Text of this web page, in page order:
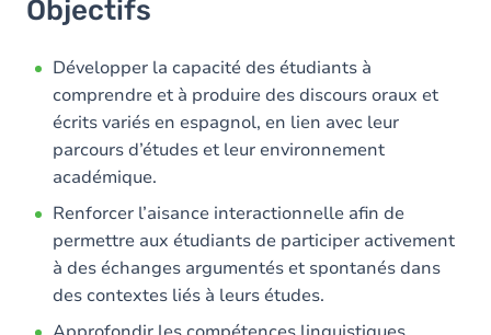
Objectifs
Développer la capacité des étudiants à
comprendre et à produire des discours oraux et
écrits variés en espagnol, en lien avec leur
parcours d’études et leur environnement
académique.
Renforcer l’aisance interactionnelle afin de
permettre aux étudiants de participer activement
à des échanges argumentés et spontanés dans
des contextes liés à leurs études.